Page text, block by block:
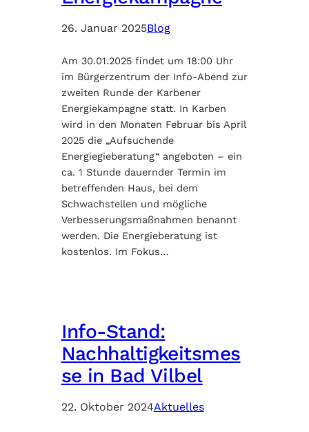
26. Januar 2025Blog
Am 30.01.2025 findet um 18:00 Uhr
im Bürgerzentrum der Info-Abend zur
zweiten Runde der Karbener
Energiekampagne statt. In Karben
wird in den Monaten Februar bis April
2025 die „Aufsuchende
Energiegieberatung“ angeboten – ein
ca. 1 Stunde dauernder Termin im
betreffenden Haus, bei dem
Schwachstellen und mögliche
Verbesserungsmaßnahmen benannt
werden. Die Energieberatung ist
kostenlos. Im Fokus…
Info-Stand:
Nachhaltigkeitsmes
se in Bad Vilbel
22. Oktober 2024Aktuelles